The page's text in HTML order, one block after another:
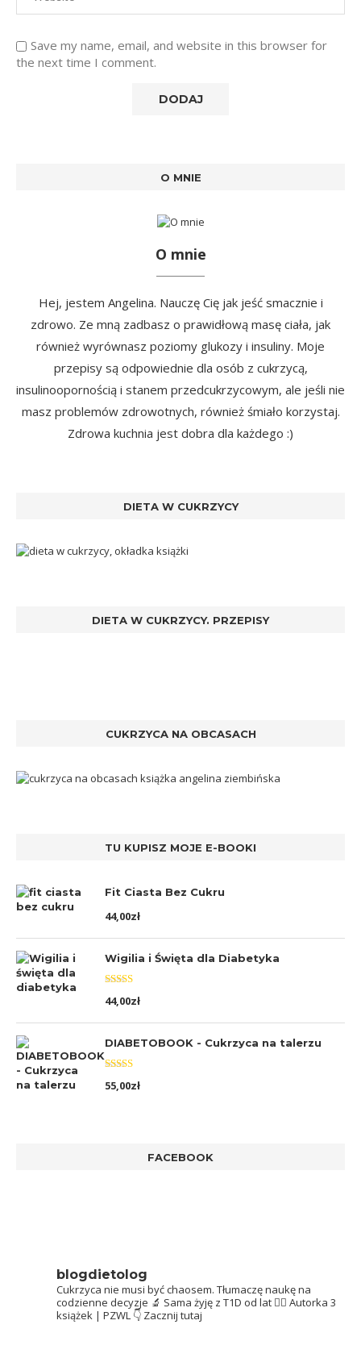
Save my name, email, and website in this browser for
the next time I comment.
O MNIE
O mnie
Hej, jestem Angelina. Nauczę Cię jak jeść smacznie i
zdrowo. Ze mną zadbasz o prawidłową masę ciała, jak
również wyrównasz poziomy glukozy i insuliny. Moje
przepisy są odpowiednie dla osób z cukrzycą,
insulinoopornością i stanem przedcukrzycowym, ale jeśli nie
masz problemów zdrowotnych, również śmiało korzystaj.
Zdrowa kuchnia jest dobra dla każdego :)
DIETA W CUKRZYCY
DIETA W CUKRZYCY. PRZEPISY
CUKRZYCA NA OBCASACH
TU KUPISZ MOJE E-BOOKI
Fit Ciasta Bez Cukru
44,00zł
Wigilia i Święta dla Diabetyka
Oceniono
5.00na 5
44,00zł
DIABETOBOOK - Cukrzyca na talerzu
Oceniono
5.00na 5
55,00zł
FACEBOOK
blogdietolog
Cukrzyca nie musi być chaosem. Tłumaczę naukę na
codzienne decyzje 🔬 Sama żyję z T1D od lat 👩‍⚕️ Autorka 3
książek | PZWL 👇 Zacznij tutaj